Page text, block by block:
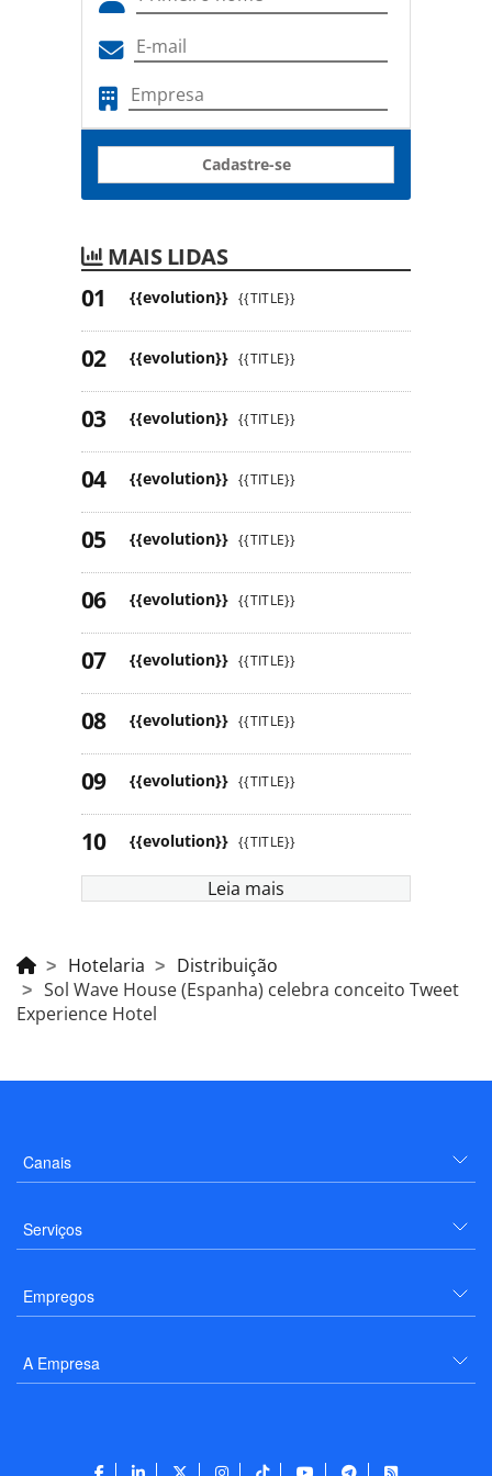
Cadastre-se
MAIS LIDAS
{{evolution}} {{TITLE}}
{{evolution}} {{TITLE}}
{{evolution}} {{TITLE}}
{{evolution}} {{TITLE}}
{{evolution}} {{TITLE}}
{{evolution}} {{TITLE}}
{{evolution}} {{TITLE}}
{{evolution}} {{TITLE}}
{{evolution}} {{TITLE}}
{{evolution}} {{TITLE}}
Leia mais
Hotelaria
Distribuição
Sol Wave House (Espanha) celebra conceito Tweet
Experience Hotel
Canais
Serviços
Empregos
A Empresa